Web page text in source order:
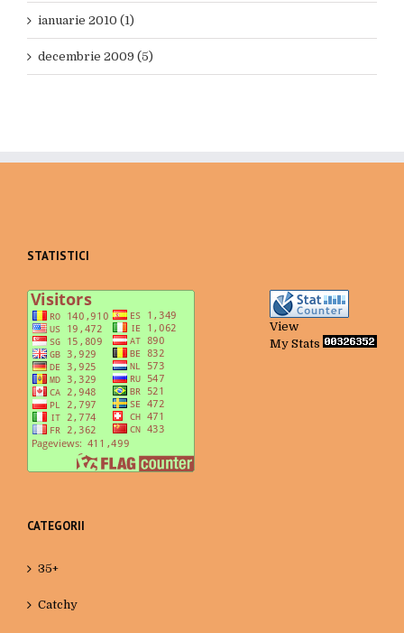
ianuarie 2010 (1)
decembrie 2009 (5)
STATISTICI
View
My Stats
CATEGORII
35+
Catchy